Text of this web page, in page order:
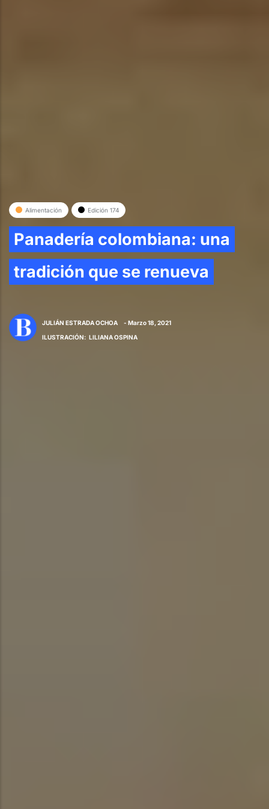
Alimentación Edición 174
Panadería colombiana: una
tradición que se renueva
JULIÁN ESTRADA OCHOA
- Marzo 18, 2021
ILUSTRACIÓN: LILIANA OSPINA